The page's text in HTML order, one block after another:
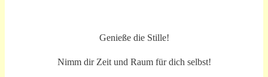
Genieße die Stille!
Nimm dir Zeit und Raum für dich selbst!